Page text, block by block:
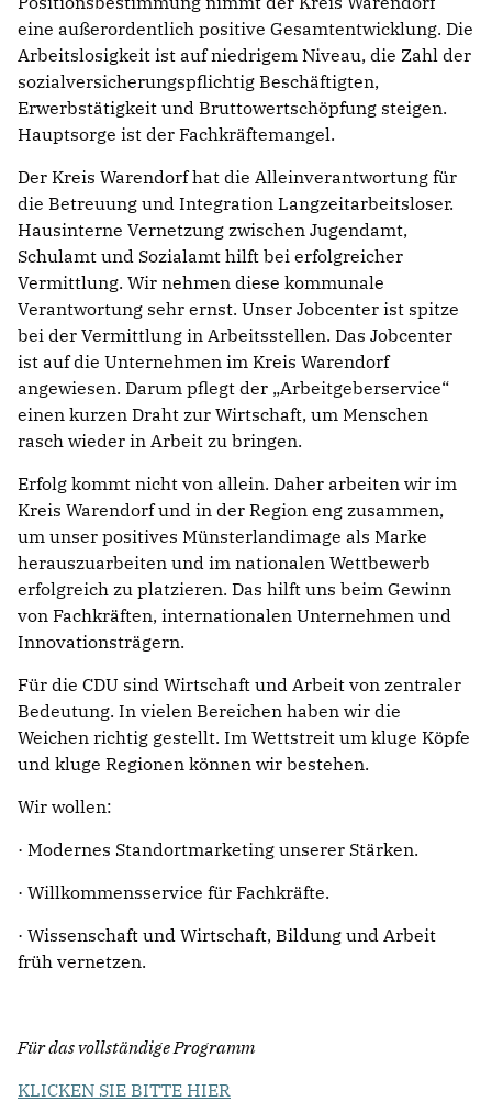
eine außerordentlich positive Gesamtentwicklung. Die
Arbeitslosigkeit ist auf niedrigem Niveau, die Zahl der
sozialversicherungspflichtig Beschäftigten,
Erwerbstätigkeit und Bruttowertschöpfung steigen.
Hauptsorge ist der Fachkräftemangel.
Der Kreis Warendorf hat die Alleinverantwortung für
die Betreuung und Integration Langzeitarbeitsloser.
Hausinterne Vernetzung zwischen Jugendamt,
Schulamt und Sozialamt hilft bei erfolgreicher
Vermittlung. Wir nehmen diese kommunale
Verantwortung sehr ernst. Unser Jobcenter ist spitze
bei der Vermittlung in Arbeitsstellen. Das Jobcenter
ist auf die Unternehmen im Kreis Warendorf
angewiesen. Darum pflegt der „Arbeitgeberservice“
einen kurzen Draht zur Wirtschaft, um Menschen
rasch wieder in Arbeit zu bringen.
Erfolg kommt nicht von allein. Daher arbeiten wir im
Kreis Warendorf und in der Region eng zusammen,
um unser positives Münsterlandimage als Marke
herauszuarbeiten und im nationalen Wettbewerb
erfolgreich zu platzieren. Das hilft uns beim Gewinn
von Fachkräften, internationalen Unternehmen und
Innovationsträgern.
Für die CDU sind Wirtschaft und Arbeit von zentraler
Bedeutung. In vielen Bereichen haben wir die
Weichen richtig gestellt. Im Wettstreit um kluge Köpfe
und kluge Regionen können wir bestehen.
Wir wollen:
· Modernes Standortmarketing unserer Stärken.
· Willkommensservice für Fachkräfte.
· Wissenschaft und Wirtschaft, Bildung und Arbeit
früh vernetzen.
Für das vollständige Programm
KLICKEN SIE BITTE HIER